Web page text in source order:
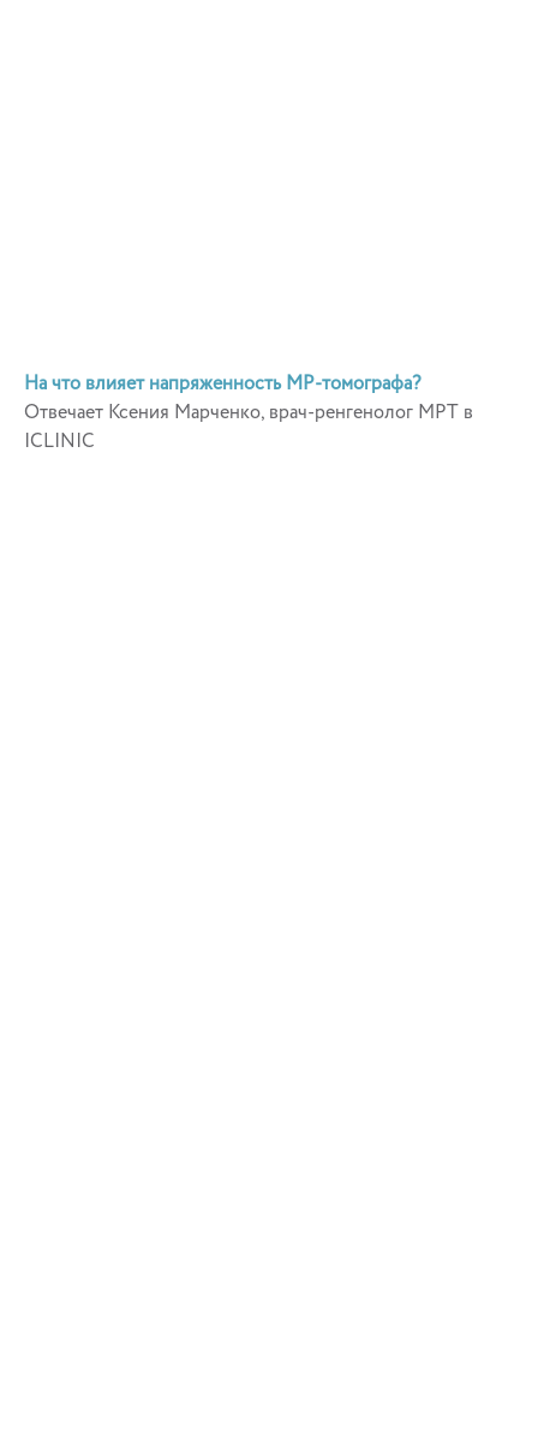
На что влияет напряженность МР-томографа?
Отвечает Ксения Марченко, врач-ренгенолог МРТ в
ICLINIC